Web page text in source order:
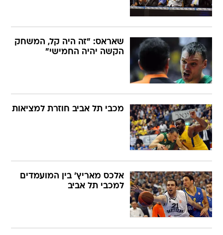
שאראס: "זה היה קל, המשחק
הקשה יהיה החמישי"
מכבי תל אביב חוזרת למציאות
אלכס מאריץ' בין המועמדים
למכבי תל אביב